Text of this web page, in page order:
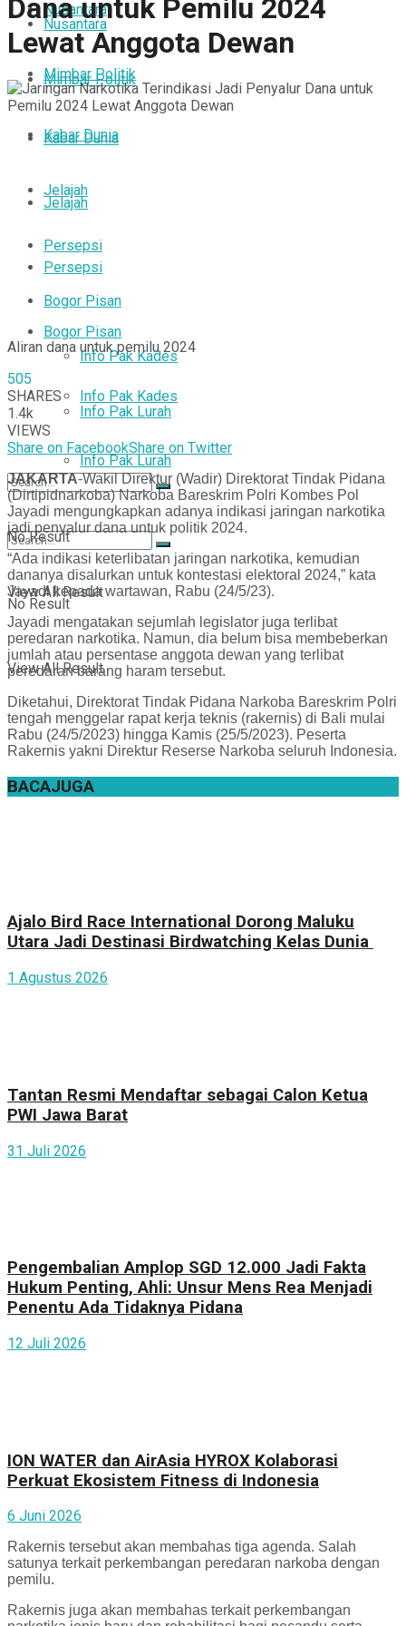
Nusantara
Mimbar Politik
Kabar Dunia
Jelajah
Persepsi
Bogor Pisan
Info Pak Kades
Info Pak Lurah
No Result
View All Result
Nusantara
Mimbar Politik
Kabar Dunia
Jelajah
Persepsi
Bogor Pisan
Info Pak Kades
Info Pak Lurah
No Result
View All Result
Dana untuk Pemilu 2024
Lewat Anggota Dewan
Aliran dana untuk pemilu 2024
505
SHARES
1.4k
VIEWS
Share on FacebookShare on Twitter
JAKARTA-Wakil Direktur (Wadir) Direktorat Tindak Pidana
(Dirtipidnarkoba) Narkoba Bareskrim Polri Kombes Pol
Jayadi mengungkapkan adanya indikasi jaringan narkotika
jadi penyalur dana untuk politik 2024.
“Ada indikasi keterlibatan jaringan narkotika, kemudian
dananya disalurkan untuk kontestasi elektoral 2024,” kata
Jayadi kepada wartawan, Rabu (24/5/23).
Jayadi mengatakan sejumlah legislator juga terlibat
peredaran narkotika. Namun, dia belum bisa membeberkan
jumlah atau persentase anggota dewan yang terlibat
peredaran barang haram tersebut.
Diketahui, Direktorat Tindak Pidana Narkoba Bareskrim Polri
tengah menggelar rapat kerja teknis (rakernis) di Bali mulai
Rabu (24/5/2023) hingga Kamis (25/5/2023). Peserta
Rakernis yakni Direktur Reserse Narkoba seluruh Indonesia.
BACAJUGA
Ajalo Bird Race International Dorong Maluku
Utara Jadi Destinasi Birdwatching Kelas Dunia
1 Agustus 2026
Tantan Resmi Mendaftar sebagai Calon Ketua
PWI Jawa Barat
31 Juli 2026
Pengembalian Amplop SGD 12.000 Jadi Fakta
Hukum Penting, Ahli: Unsur Mens Rea Menjadi
Penentu Ada Tidaknya Pidana
12 Juli 2026
ION WATER dan AirAsia HYROX Kolaborasi
Perkuat Ekosistem Fitness di Indonesia
6 Juni 2026
Rakernis tersebut akan membahas tiga agenda. Salah
satunya terkait perkembangan peredaran narkoba dengan
pemilu.
Rakernis juga akan membahas terkait perkembangan